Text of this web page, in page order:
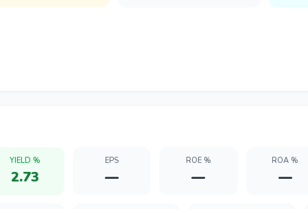
YIELD %
2.73
EPS
—
ROE %
—
ROA %
—